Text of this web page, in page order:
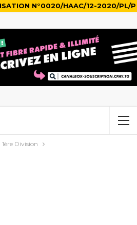
N°0020/HAAC/12-2020/PL/P
1ère Division